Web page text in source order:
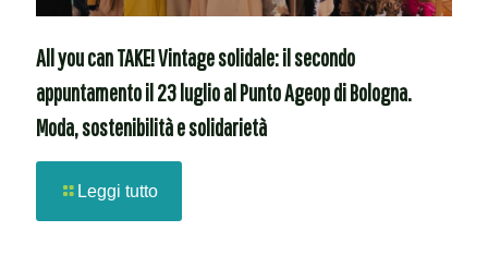
All you can TAKE! Vintage solidale: il secondo
appuntamento il 23 luglio al Punto Ageop di Bologna.
Moda, sostenibilità e solidarietà
Leggi tutto